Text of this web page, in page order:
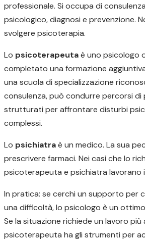
professionale. Si occupa di
psicologico, diagnosi e prevenzione.
svolgere psicoterapia.
Lo psicoterapeutaè uno psicologo
completato una formazione
una scuola di specializzazione
consulenza, può condurre percorsi di
strutturati per affrontare disturbi
complessi.
Lo psichiatraè un medico. La sua
prescrivere farmaci. Nei casi che lo
psicoterapeuta e psichiatra lavorano
In pratica: se cerchi un supporto per
una difficoltà, lo psicologo è un
Se la situazione richiede un lavoro
psicoterapeuta ha gli strumenti per